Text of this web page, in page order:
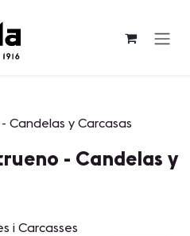
Candelas y Carcasas
- Candelas y
i Carcasses